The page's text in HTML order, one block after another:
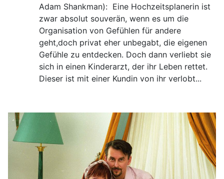
Adam Shankman): Eine Hochzeitsplanerin ist
zwar absolut souverän, wenn es um die
Organisation von Gefühlen für andere
geht,doch privat eher unbegabt, die eigenen
Gefühle zu entdecken. Doch dann verliebt sie
sich in einen Kinderarzt, der ihr Leben rettet.
Dieser ist mit einer Kundin von ihr verlobt...